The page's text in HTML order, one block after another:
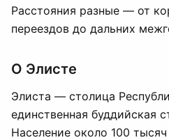
Расстояния разные — от
переездов до дальних
О Элисте
Элиста — столица
единственная буддийская
Население около 100 тысяч